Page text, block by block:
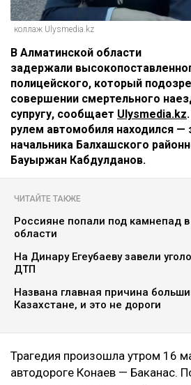
коллаж Ulysmedia.kz
В Алматинской области
задержали
полицейского, который
совершении смертельного
супругу, сообщает Ulysmedia.kz
рулем автомобиля находился —
начальника Балхашского
Бауыржан Кабдулданов.
ЧИТАЙТЕ ТАКЖЕ
Россияне попали под камнепад
области
На Динару Егеубаеву завели
ДТП
Названа главная причина
Казахстане, и это не дороги
Трагедия произошла утром 16
автодороге Конаев — Баканас.